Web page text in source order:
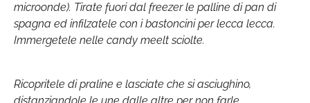
microonde). Tirate fuori dal freezer le palline di pan di
spagna ed infilzatele con i bastoncini per lecca lecca.
Immergetele nelle candy meelt sciolte.
Ricopritele di praline e lasciate che si asciughino,